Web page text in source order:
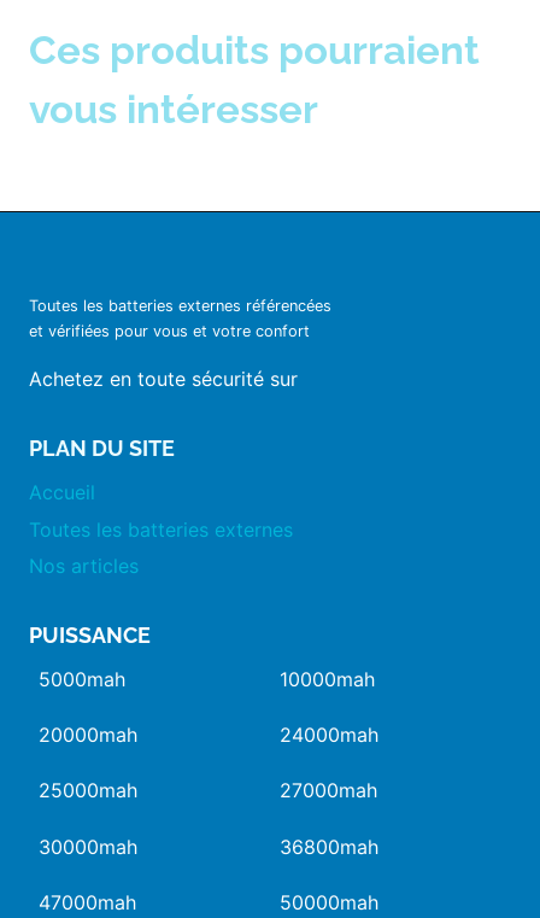
Ces produits pourraient
vous intéresser
Toutes les batteries externes référencées
et vérifiées pour vous et votre confort
Achetez en toute sécurité sur
PLAN DU SITE
Accueil
Toutes les batteries externes
Nos articles
PUISSANCE
5000mah 10000mah
20000mah 24000mah
25000mah 27000mah
30000mah 36800mah
47000mah 50000mah